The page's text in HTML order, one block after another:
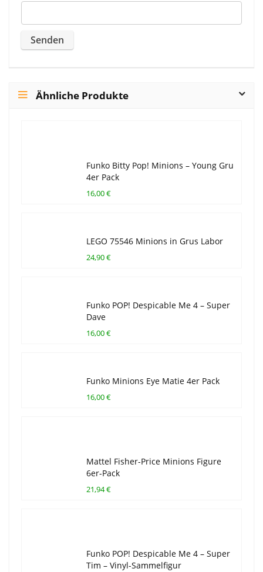
Ähnliche Produkte
Funko Bitty Pop! Minions – Young Gru
4er Pack
16,00 €
LEGO 75546 Minions in Grus Labor
24,90 €
Funko POP! Despicable Me 4 – Super
Dave
16,00 €
Funko Minions Eye Matie 4er Pack
16,00 €
Mattel Fisher-Price Minions Figure
6er-Pack
21,94 €
Funko POP! Despicable Me 4 – Super
Tim – Vinyl-Sammelfigur